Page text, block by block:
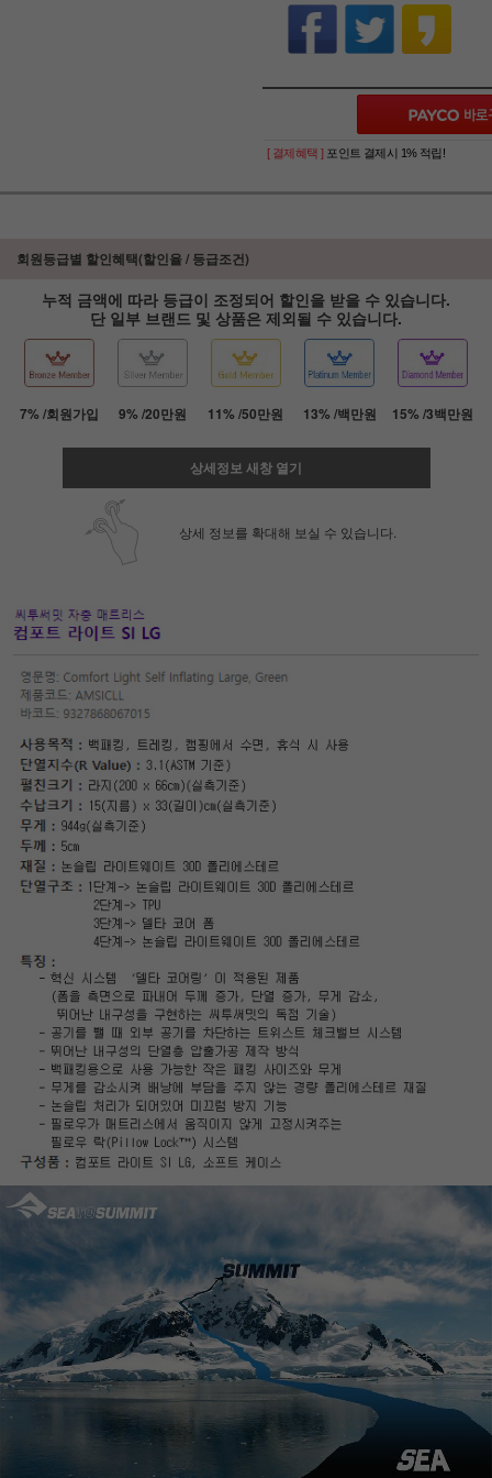
[ 결제혜택 ] 포인트 결제시 1% 적립!
회원등급별 할인혜택(할인율 / 등급조건)
누적 금액에 따라 등급이 조정되어 할인을 받을 수 있습니다.
단 일부 브랜드 및 상품은 제외될 수 있습니다.
7% /회원가입 9% /20만원 11% /50만원 13% /백만원 15% /3백만원
상세정보 새창 열기
상세 정보를 확대해 보실 수 있습니다.